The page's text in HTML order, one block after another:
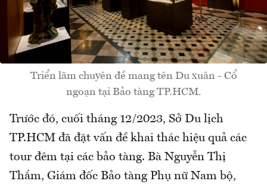
Triển lãm chuyên đề mang tên Du xuân - Cổ
ngoạn tại Bảo tàng TP.HCM.
Trước đó, cuối tháng 12/2023, Sở Du lịch
TP.HCM đã đặt vấn đề khai thác hiệu quả các
tour đêm tại các bảo tàng. Bà Nguyễn Thị
Thắm, Giám đốc Bảo tàng Phụ nữ Nam bộ,